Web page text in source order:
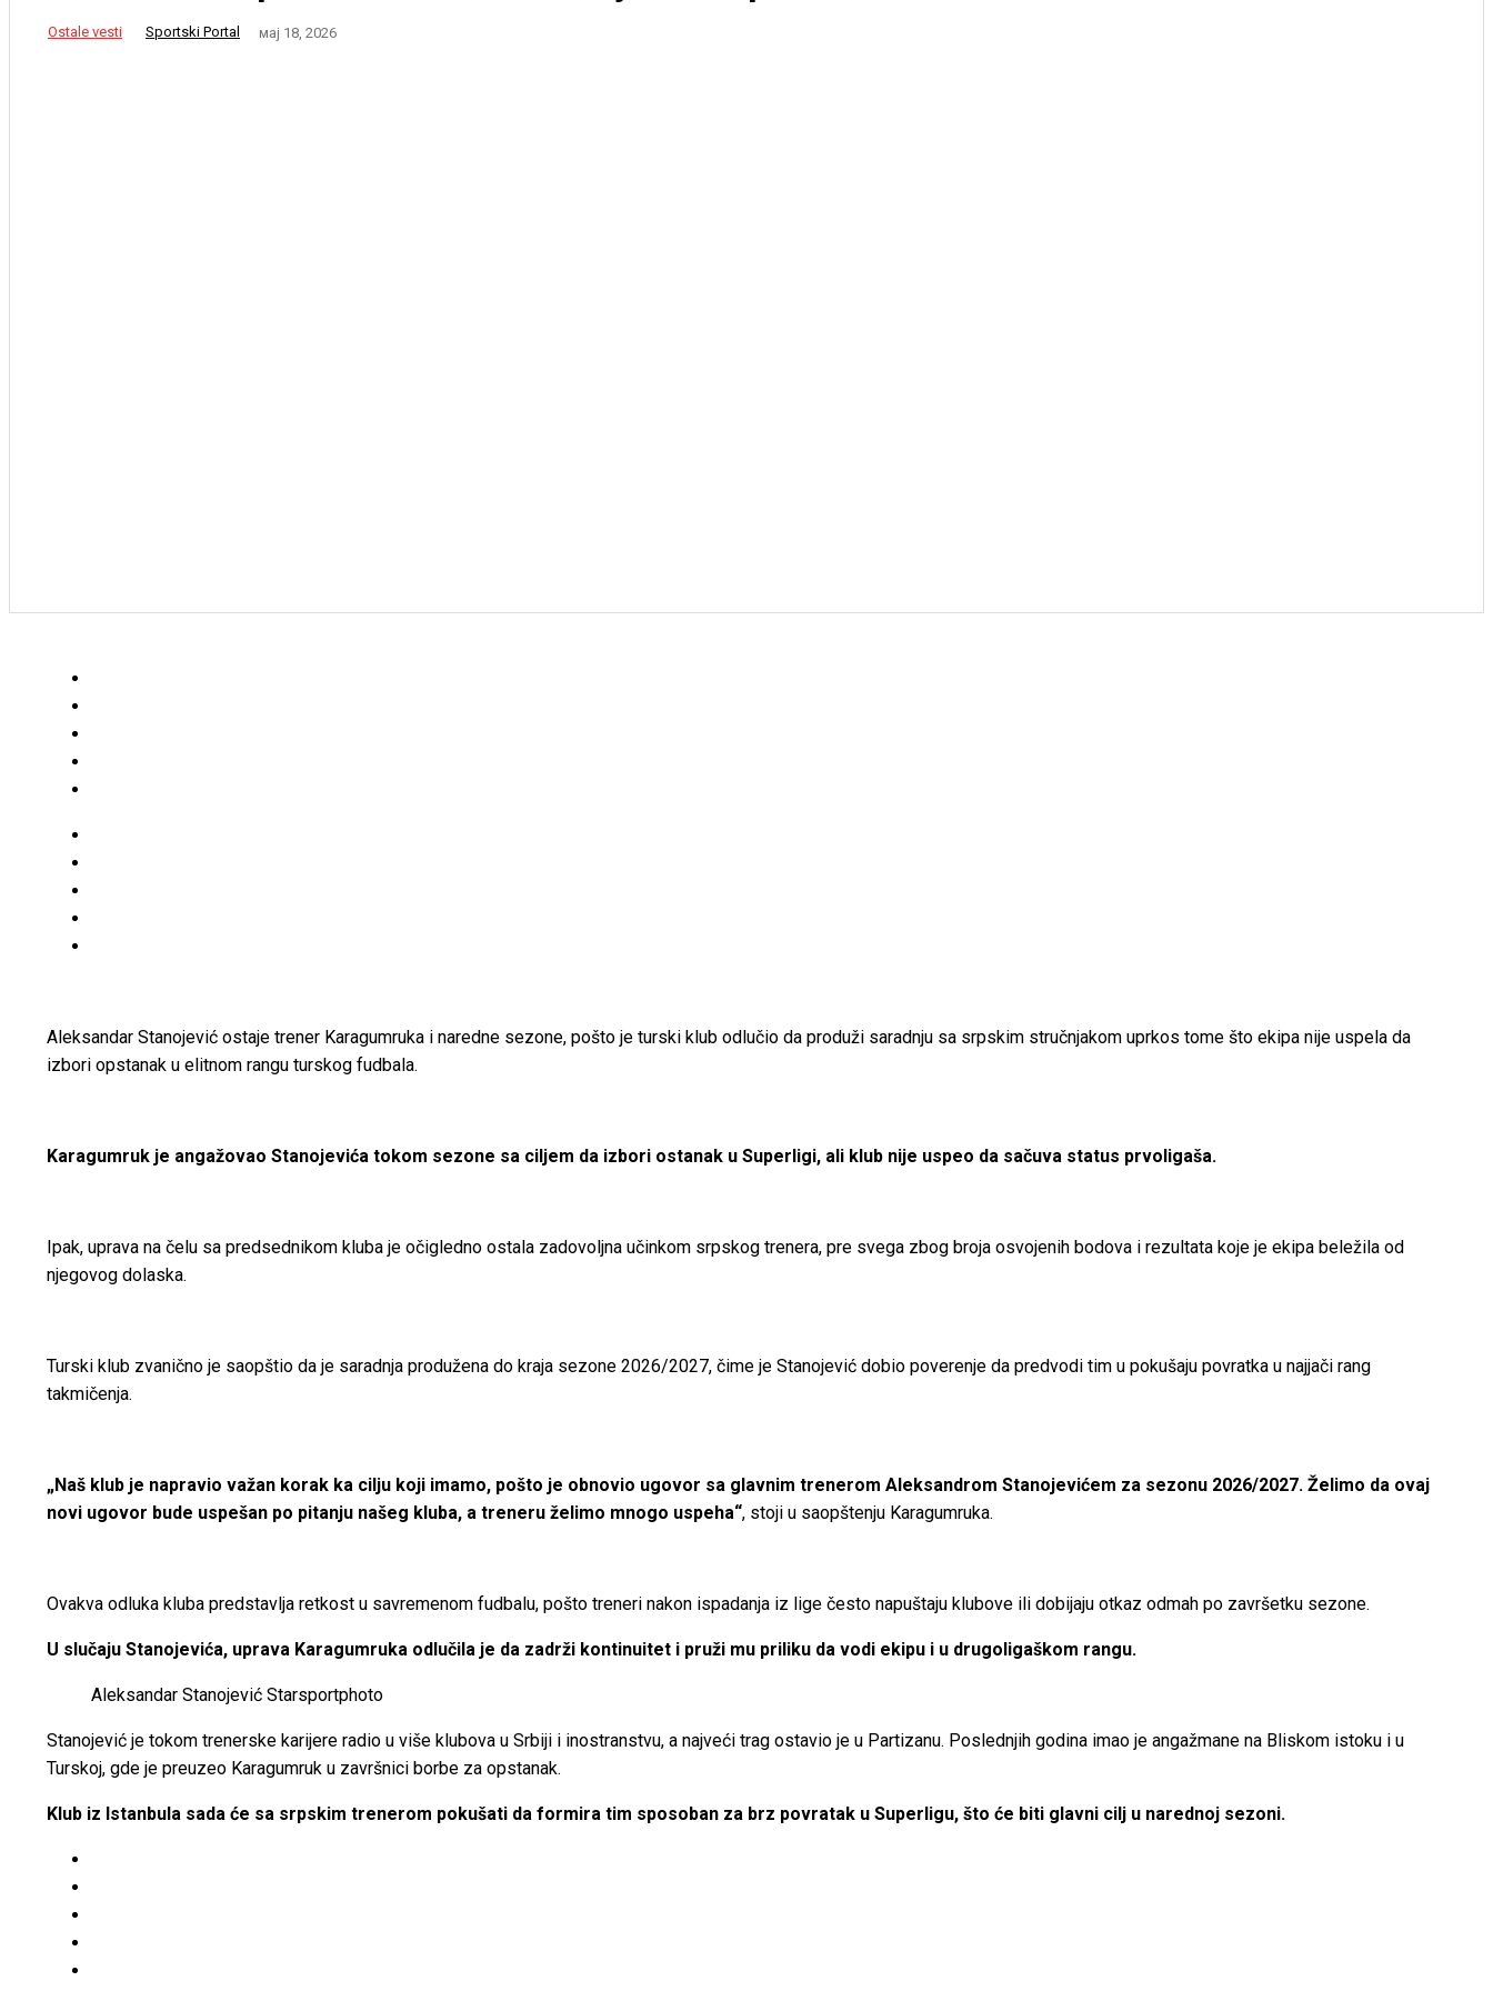
Ostale vesti Sportski Portal мај 18, 2026
Aleksandar Stanojević ostaje trener Karagumruka i naredne sezone, pošto je turski klub odlučio da produži saradnju sa srpskim stručnjakom uprkos tome što ekipa nije uspela da
izbori opstanak u elitnom rangu turskog fudbala.
Karagumruk je angažovao Stanojevića tokom sezone sa ciljem da izbori ostanak u Superligi, ali klub nije uspeo da sačuva status prvoligaša.
Ipak, uprava na čelu sa predsednikom kluba je očigledno ostala zadovoljna učinkom srpskog trenera, pre svega zbog broja osvojenih bodova i rezultata koje je ekipa beležila od
njegovog dolaska.
Turski klub zvanično je saopštio da je saradnja produžena do kraja sezone 2026/2027, čime je Stanojević dobio poverenje da predvodi tim u pokušaju povratka u najjači rang
takmičenja.
„Naš klub je napravio važan korak ka cilju koji imamo, pošto je obnovio ugovor sa glavnim trenerom Aleksandrom Stanojevićem za sezonu 2026/2027. Želimo da ovaj
novi ugovor bude uspešan po pitanju našeg kluba, a treneru želimo mnogo uspeha“, stoji u saopštenju Karagumruka.
Ovakva odluka kluba predstavlja retkost u savremenom fudbalu, pošto treneri nakon ispadanja iz lige često napuštaju klubove ili dobijaju otkaz odmah po završetku sezone.
U slučaju Stanojevića, uprava Karagumruka odlučila je da zadrži kontinuitet i pruži mu priliku da vodi ekipu i u drugoligaškom rangu.
Aleksandar Stanojević Starsportphoto
Stanojević je tokom trenerske karijere radio u više klubova u Srbiji i inostranstvu, a najveći trag ostavio je u Partizanu. Poslednjih godina imao je angažmane na Bliskom istoku i u
Turskoj, gde je preuzeo Karagumruk u završnici borbe za opstanak.
Klub iz Istanbula sada će sa srpskim trenerom pokušati da formira tim sposoban za brz povratak u Superligu, što će biti glavni cilj u narednoj sezoni.